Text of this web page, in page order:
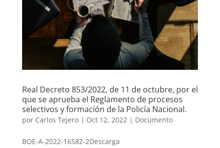
Real Decreto 853/2022, de 11 de octubre, por el
que se aprueba el Reglamento de procesos
selectivos y formación de la Policía Nacional.
por Carlos Tejero| Oct 12, 2022| Documento
BOE-A-2022-16582-2Descarga